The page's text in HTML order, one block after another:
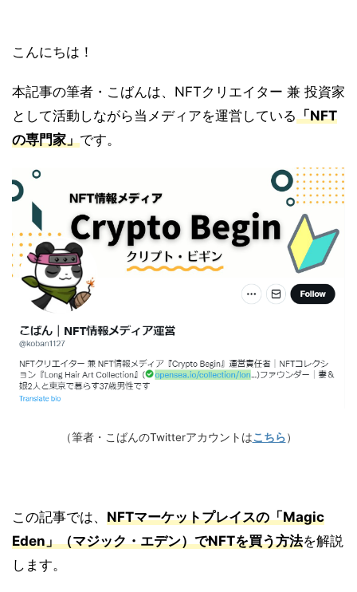
こんにちは！
本記事の筆者・こばんは、NFTクリエイター 兼 投資家
として活動しながら当メディアを運営している「NFT
の専門家」です。
（筆者・こばんのTwitterアカウントはこちら）
この記事では、 NFTマーケットプレイスの「Magic
Eden」（マジック・エデン）でNFTを買う方法を解説
します。